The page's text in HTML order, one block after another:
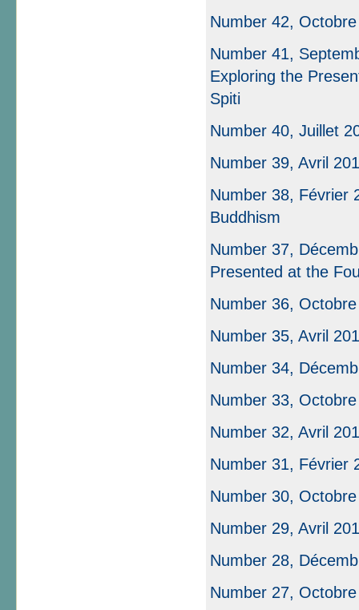
Number 42,
Number 41,
Exploring the
Spiti
Number 40, Juillet
Number 39, Avril
Number 38, Février
Buddhism
Number 37,
Presented at the
Number 36,
Number 35, Avril
Number 34,
Number 33,
Number 32, Avril
Number 31, Février
Number 30,
Number 29, Avril
Number 28,
Number 27,